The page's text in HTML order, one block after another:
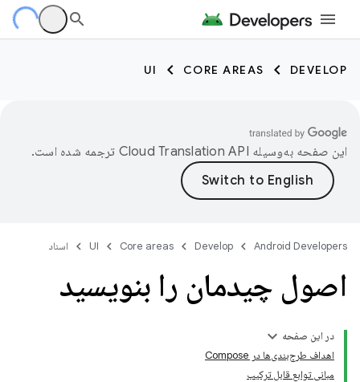
DEVELOP
CORE AREAS
UI
این صفحه به‌وسیله ترجمه شده است.
Android Developers
Develop
Core areas
UI اسناد
اصول چیدمان را بنویسید
در این صفحه
اهداف طرح‌بندی‌ها در Compose
مبانی توابع قابل ترکیب